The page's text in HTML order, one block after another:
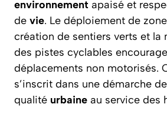
environnement apaisé et
de vie. Le déploiement de
création de sentiers verts et la
des pistes cyclables
déplacements non motorisés.
s’inscrit dans une démarche de
qualité urbaine au service des